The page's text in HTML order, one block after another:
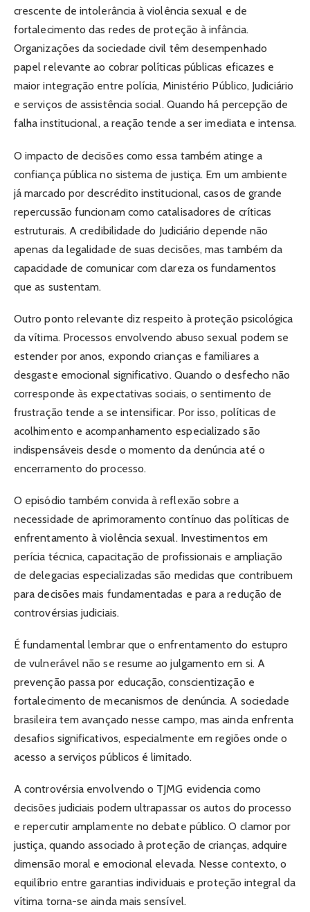
crescente de intolerância à violência sexual e de
fortalecimento das redes de proteção à infância.
Organizações da sociedade civil têm desempenhado
papel relevante ao cobrar políticas públicas eficazes e
maior integração entre polícia, Ministério Público, Judiciário
e serviços de assistência social. Quando há percepção de
falha institucional, a reação tende a ser imediata e intensa.
O impacto de decisões como essa também atinge a
confiança pública no sistema de justiça. Em um ambiente
já marcado por descrédito institucional, casos de grande
repercussão funcionam como catalisadores de críticas
estruturais. A credibilidade do Judiciário depende não
apenas da legalidade de suas decisões, mas também da
capacidade de comunicar com clareza os fundamentos
que as sustentam.
Outro ponto relevante diz respeito à proteção psicológica
da vítima. Processos envolvendo abuso sexual podem se
estender por anos, expondo crianças e familiares a
desgaste emocional significativo. Quando o desfecho não
corresponde às expectativas sociais, o sentimento de
frustração tende a se intensificar. Por isso, políticas de
acolhimento e acompanhamento especializado são
indispensáveis desde o momento da denúncia até o
encerramento do processo.
O episódio também convida à reflexão sobre a
necessidade de aprimoramento contínuo das políticas de
enfrentamento à violência sexual. Investimentos em
perícia técnica, capacitação de profissionais e ampliação
de delegacias especializadas são medidas que contribuem
para decisões mais fundamentadas e para a redução de
controvérsias judiciais.
É fundamental lembrar que o enfrentamento do estupro
de vulnerável não se resume ao julgamento em si. A
prevenção passa por educação, conscientização e
fortalecimento de mecanismos de denúncia. A sociedade
brasileira tem avançado nesse campo, mas ainda enfrenta
desafios significativos, especialmente em regiões onde o
acesso a serviços públicos é limitado.
A controvérsia envolvendo o TJMG evidencia como
decisões judiciais podem ultrapassar os autos do processo
e repercutir amplamente no debate público. O clamor por
justiça, quando associado à proteção de crianças, adquire
dimensão moral e emocional elevada. Nesse contexto, o
equilíbrio entre garantias individuais e proteção integral da
vítima torna-se ainda mais sensível.